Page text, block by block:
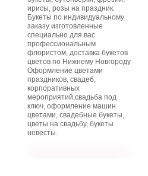
ирисы, розы на праздник.
Букеты по индивидуальному
заказу изготовленные
специально для вас
профессиональным
флористом, доставка букетов
цветов по Нижнему Новгороду
Оформление цветами
праздников, свадеб,
корпоративных
мероприятий,свадьба под
ключ, оформление машин
цветами, свадебные букеты,
цветы на свадьбу, букеты
невесты.